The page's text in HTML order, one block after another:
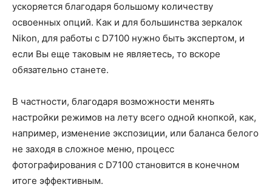
ускоряется благодаря большому количеству
освоенных опций. Как и для большинства зеркалок
Nikon, для работы с D7100 нужно быть экспертом, и
если Вы еще таковым не являетесь, то вскоре
обязательно станете.
В частности, благодаря возможности менять
настройки режимов на лету всего одной кнопкой, как,
например, изменение экспозиции, или баланса белого
не заходя в сложное меню, процесс
фотографирования с D7100 становится в конечном
итоге эффективным.